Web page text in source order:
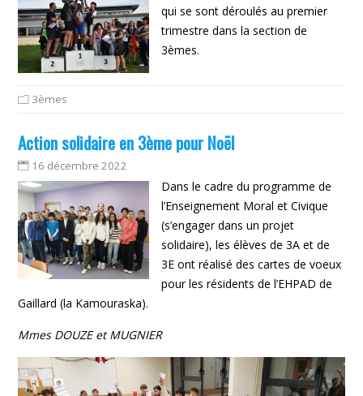
qui se sont déroulés au premier
trimestre dans la section de
3èmes.
3èmes
Action solidaire en 3ème pour Noël
16 décembre 2022
Dans le cadre du programme de
l’Enseignement Moral et Civique
(s’engager dans un projet
solidaire), les élèves de 3A et de
3E ont réalisé des cartes de voeux
pour les résidents de l’EHPAD de
Gaillard (la Kamouraska).
Mmes DOUZE et MUGNIER